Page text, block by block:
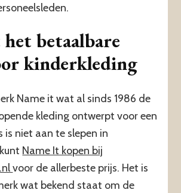
betaalbare
kinderkleding
Name it wat al sinds 1986 de
kleding ontwerpt voor een
is niet aan te slepen in
Name It kopen bij
voor de allerbeste prijs. Het is
wat bekend staat om de